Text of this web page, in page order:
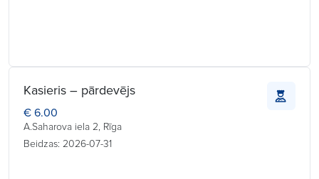
Kasieris – pārdevējs
€ 6.00
A.Saharova iela 2, Rīga
Beidzas: 2026-07-31